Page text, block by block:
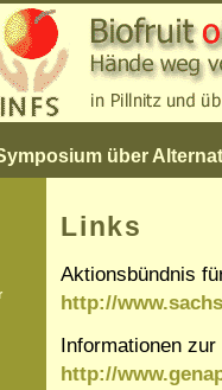
über
Links
Aktionsbündnis
http://
Informationen
http://